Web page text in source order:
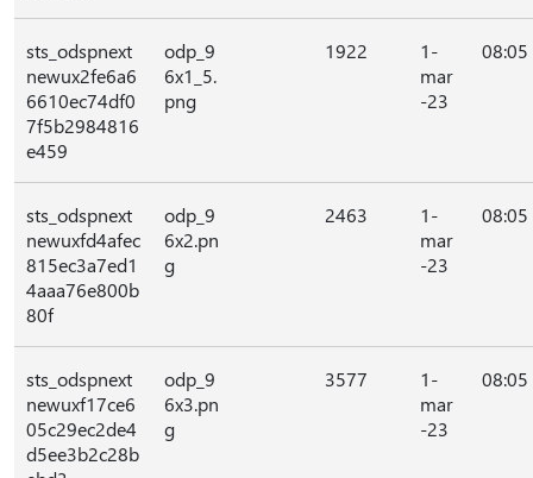
sts_odspnext
newux2fe6a6
6610ec74df0
7f5b2984816
e459
odp_9
6x1_5.
png
1922
1-
mar
-23
08:05
sts_odspnext
newuxfd4afec
815ec3a7ed1
4aaa76e800b
80f
odp_9
6x2.pn
g
2463
1-
mar
-23
08:05
sts_odspnext
newuxf17ce6
05c29ec2de4
d5ee3b2c28b
odp_9
6x3.pn
g
3577
1-
mar
-23
08:05